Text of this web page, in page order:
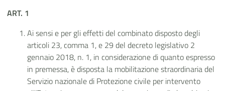
ART. 1
Ai sensi e per gli effetti del combinato disposto degli
articoli 23, comma 1, e 29 del decreto legislativo 2
gennaio 2018, n. 1, in considerazione di quanto espresso
in premessa, è disposta la mobilitazione straordinaria del
Servizio nazionale di Protezione civile per intervento